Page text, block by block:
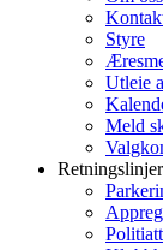
Styre
Utleie
Meld
Retningslinjer